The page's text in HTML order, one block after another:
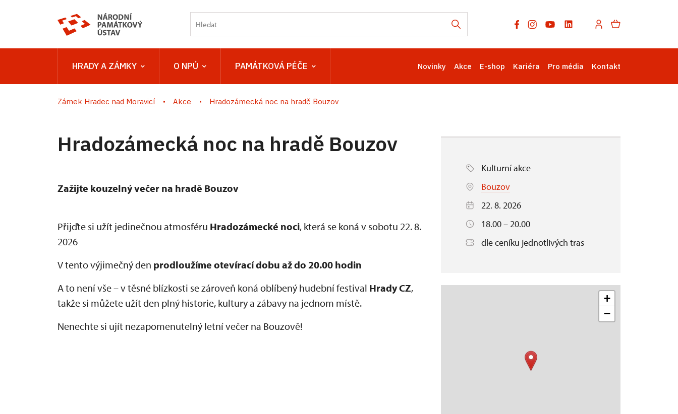
HRADY A ZÁMKY O NPÚ PAMÁTKOVÁ PÉČE Novinky Akce E-shop Kariéra Pro média Kontakt
Zámek Hradec nad Moravicí Akce Hradozámecká noc na hradě Bouzov
Hradozámecká noc na hradě Bouzov
Zažijte kouzelný večer na hradě Bouzov
Přijďte si užít jedinečnou atmosféru Hradozámecké noci, která se koná v sobotu 22. 8.
2026
V tento výjimečný den prodloužíme otevírací dobu až do 20.00 hodin
A to není vše – v těsné blízkosti se zároveň koná oblíbený hudební festival Hrady CZ,
takže si můžete užít den plný historie, kultury a zábavy na jednom místě.
Nenechte si ujít nezapomenutelný letní večer na Bouzově!
Kulturní akce
Bouzov
22. 8. 2026
18.00 – 20.00
dle ceníku jednotlivých tras
+
−